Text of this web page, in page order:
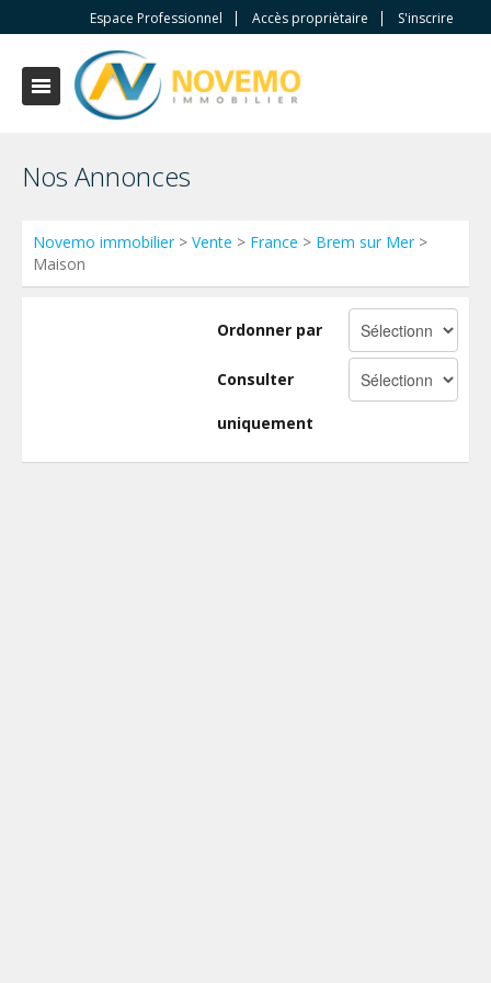
Espace Professionnel Accès propriètaire S'inscrire
Nos Annonces
Novemo immobilier> Vente > France > Brem sur Mer>
Maison
Ordonner par
Consulter
uniquement